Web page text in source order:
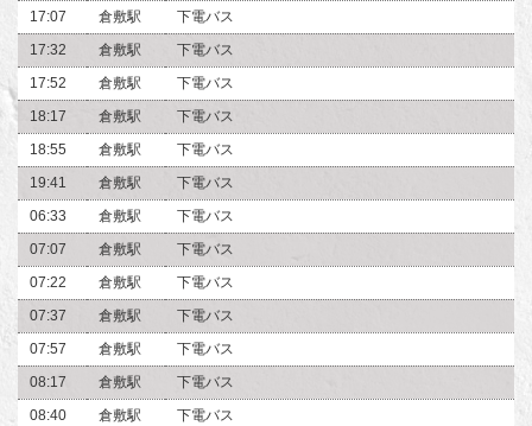
17:07
倉敷駅
下電バス
17:32
倉敷駅
下電バス
17:52
倉敷駅
下電バス
18:17
倉敷駅
下電バス
18:55
倉敷駅
下電バス
19:41
倉敷駅
下電バス
06:33
倉敷駅
下電バス
07:07
倉敷駅
下電バス
07:22
倉敷駅
下電バス
07:37
倉敷駅
下電バス
07:57
倉敷駅
下電バス
08:17
倉敷駅
下電バス
08:40
倉敷駅
下電バス